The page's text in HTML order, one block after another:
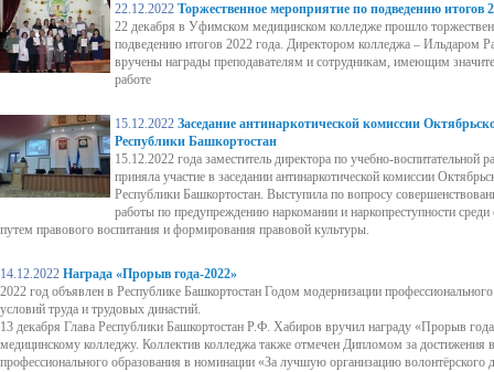
22.12.2022 Торжественное мероприятие по подведению итогов
22 декабря в Уфимском медицинском колледже прошло
подведению итогов 2022 года. Директором колледжа – Ильдаром
вручены награды преподавателям и сотрудникам, имеющим
работе
15.12.2022 Заседание антинаркотической комиссии
Республики Башкортостан
15.12.2022 года заместитель директора по учебно-воспитательной
приняла участие в заседании антинаркотической комиссии
Республики Башкортостан. Выступила по вопросу
работы по предупреждению наркомании и наркопреступности среди
путем правового воспитания и формирования правовой культуры.
14.12.2022 Награда «Прорыв года-2022»
2022 год объявлен в Республике Башкортостан Годом модернизации
условий труда и трудовых династий.
13 декабря Глава Республики Башкортостан Р.Ф. Хабиров вручил награду «Прорыв
медицинскому колледжу. Коллектив колледжа также отмечен Дипломом за достижения в
профессионального образования в номинации «За лучшую организацию волонтёрского